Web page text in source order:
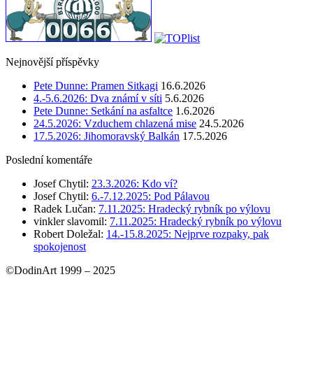
Nejnovější příspěvky
Pete Dunne: Pramen Sitkagi 16.6.2026
4.-5.6.2026: Dva známí v síti 5.6.2026
Pete Dunne: Setkání na asfaltce 1.6.2026
24.5.2026: Vzduchem chlazená mise 24.5.2026
17.5.2026: Jihomoravský Balkán 17.5.2026
Poslední komentáře
Josef Chytil: 23.3.2026: Kdo ví?
Josef Chytil: 6.-7.12.2025: Pod Pálavou
Radek Lučan: 7.11.2025: Hradecký rybník po výlovu
vinkler slavomil: 7.11.2025: Hradecký rybník po výlovu
Robert Doležal: 14.-15.8.2025: Nejprve rozpaky, pak
spokojenost
©DodinArt 1999 – 2025